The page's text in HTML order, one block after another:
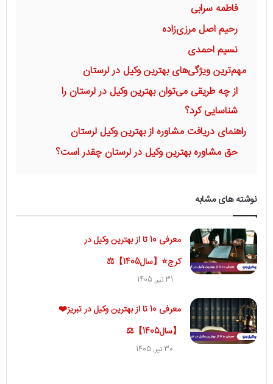
فاطمه سرابی
رحیم اصل مرزی‌زاده
نسیم احمدی
مهم‌ترین ویژگی‌های بهترین وکیل در لرستان
از چه طریقی می‌توان بهترین وکیل در لرستان را
شناسایی کرد؟
راهنمای دریافت مشاوره از بهترین وکیل لرستان
حق مشاوره بهترین وکیل در لرستان چقدر است؟
نوشته های مشابه
معرفی 10 تا از بهترین وکیل در
کرج⭐【سال1405】⚖️
31 تیر, 1405
معرفی 10 تا از بهترین وکیل در تبریز❤️
【سال1405】⚖️
30 تیر, 1405